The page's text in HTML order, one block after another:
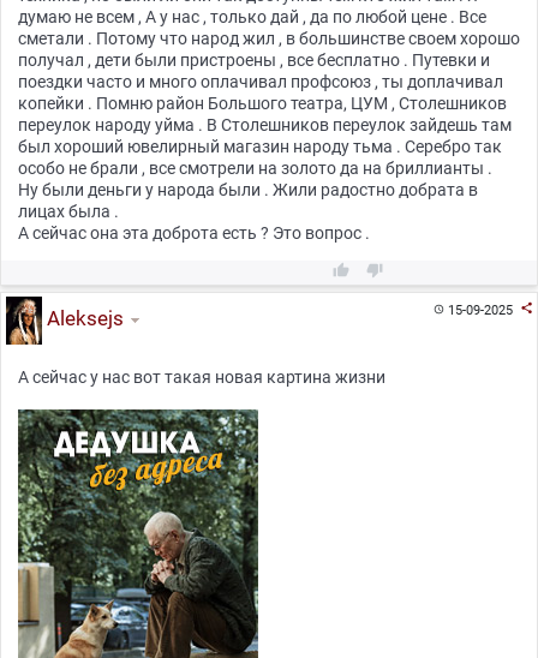
думаю не всем , А у нас , только дай , да по любой цене . Все
сметали . Потому что народ жил , в большинстве своем хорошо
получал , дети были пристроены , все бесплатно . Путевки и
поездки часто и много оплачивал профсоюз , ты доплачивал
копейки . Помню район Большого театра, ЦУМ , Столешников
переулок народу уйма . В Столешников переулок зайдешь там
был хороший ювелирный магазин народу тьма . Серебро так
особо не брали , все смотрели на золото да на бриллианты .
Ну были деньги у народа были . Жили радостно добрата в
лицах была .
А сейчас она эта доброта есть ? Это вопрос .
 
15-09-2025 
Aleksejs
А сейчас у нас вот такая новая картина жизни